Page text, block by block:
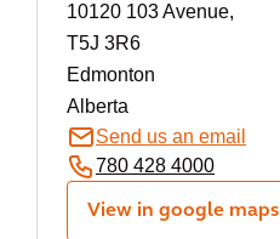
10120 103 Avenue,
T5J 3R6
Edmonton
Alberta
Send us an email
780 428 4000
View in google maps